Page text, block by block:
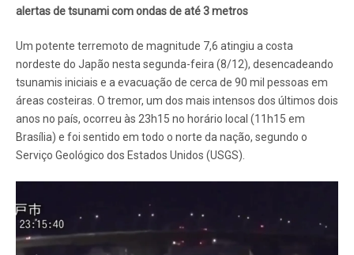
alertas de tsunami com ondas de até 3 metros
Um potente terremoto de magnitude 7,6 atingiu a costa
nordeste do Japão nesta segunda-feira (8/12), desencadeando
tsunamis iniciais e a evacuação de cerca de 90 mil pessoas em
áreas costeiras. O tremor, um dos mais intensos dos últimos dois
anos no país, ocorreu às 23h15 no horário local (11h15 em
Brasília) e foi sentido em todo o norte da nação, segundo o
Serviço Geológico dos Estados Unidos (USGS).